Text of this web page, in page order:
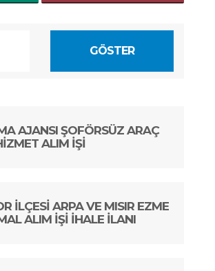
GÖSTER
AJANSI ŞOFÖRSÜZ ARAÇ
ALIM İŞİ
İLÇESİ ARPA VE MISIR EZME
ALIM İŞİ İHALE İLANI